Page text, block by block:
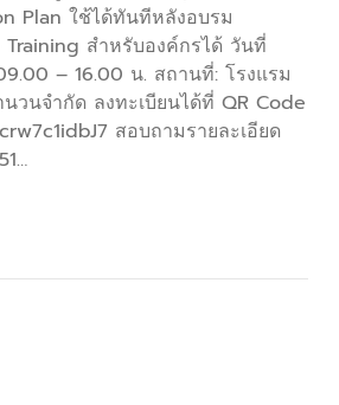
Plan ใช้ได้ทันทีหลังอบรม
สำหรับองค์กรได้ วันที่
– 16.00 น. สถานที่: โรงแรม
วนจำกัด ลงทะเบียนได้ที่ QR Code
สอบถามรายละเอียด